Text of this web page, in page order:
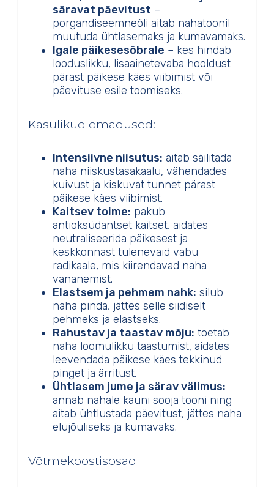
säravat päevitust –
porgandiseemneõli aitab nahatoonil
muutuda ühtlasemaks ja kumavamaks.
Igale päikesesõbrale – kes hindab
looduslikku, lisaainetevaba hooldust
pärast päikese käes viibimist või
päevituse esile toomiseks.
Kasulikud omadused:
Intensiivne niisutus: aitab säilitada
naha niiskustasakaalu, vähendades
kuivust ja kiskuvat tunnet pärast
päikese käes viibimist.
Kaitsev toime: pakub
antioksüdantset kaitset, aidates
neutraliseerida päikesest ja
keskkonnast tulenevaid vabu
radikaale, mis kiirendavad naha
vananemist.
Elastsem ja pehmem nahk: silub
naha pinda, jättes selle siidiselt
pehmeks ja elastseks.
Rahustav ja taastav mõju: toetab
naha loomulikku taastumist, aidates
leevendada päikese käes tekkinud
pinget ja ärritust.
Ühtlasem jume ja särav välimus:
annab nahale kauni sooja tooni ning
aitab ühtlustada päevitust, jättes naha
elujõuliseks ja kumavaks.
Võtmekoostisosad